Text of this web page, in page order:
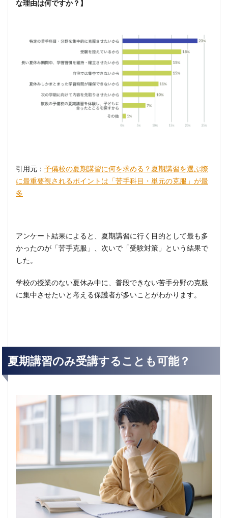
な理由は何ですか？】
引用元： 予備校の夏期講習に何を求める？夏期講習を選ぶ際
に最重要視されるポイントは「苦手科目・単元の克服」が最
多
アンケート結果によると、夏期講習に行く目的として最も多
かったのが「苦手克服」、次いで「受験対策」という結果で
した。
学校の授業のない夏休み中に、普段できない苦手分野の克服
に集中させたいと考える保護者が多いことがわかります。
夏期講習のみ受講することも可能？